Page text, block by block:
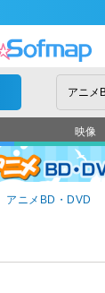
映像
アニメBD・DVD